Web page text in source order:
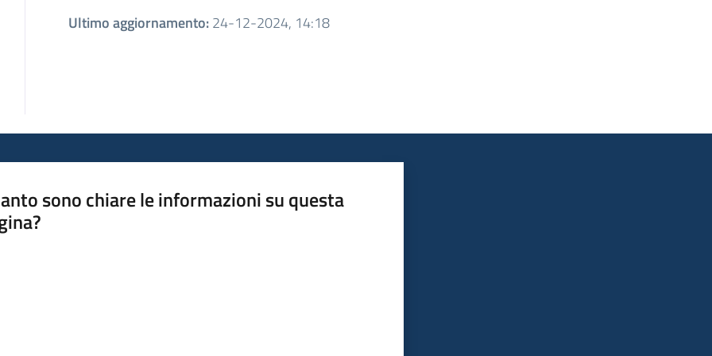
Ultimo aggiornamento:24-12-2024, 14:18
sono chiare le informazioni su questa